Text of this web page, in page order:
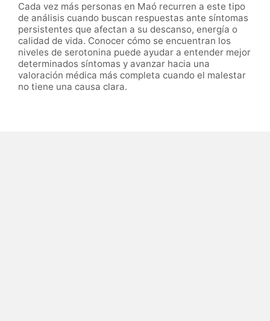
Cada vez más personas en Maó recurren a este tipo
de análisis cuando buscan respuestas ante síntomas
persistentes que afectan a su descanso, energía o
calidad de vida. Conocer cómo se encuentran los
niveles de serotonina puede ayudar a entender mejor
determinados síntomas y avanzar hacia una
valoración médica más completa cuando el malestar
no tiene una causa clara.